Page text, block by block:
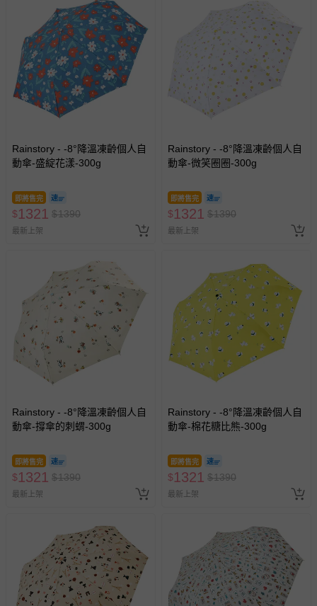
Rainstory - -8°降溫凍齡個人自
動傘-盛綻花漾-300g
即將售完
$1321 $1390
最新上架
Rainstory - -8°降溫凍齡個人自
動傘-微笑圈圈-300g
即將售完
$1321 $1390
最新上架
Rainstory - -8°降溫凍齡個人自
動傘-撐傘的刺蝟-300g
即將售完
$1321 $1390
最新上架
Rainstory - -8°降溫凍齡個人自
動傘-棉花糖比熊-300g
即將售完
$1321 $1390
最新上架